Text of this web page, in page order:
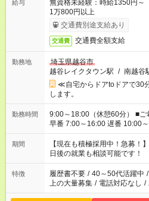
給与
無資格未経験：時給1350円
1万800円以上
交通費別途支給あり
交通費 交通費全額支給
勤務地
埼玉県越谷市
越谷レイクタウン駅 / 南越谷
≪自宅からドアtoドアで30
します。
勤務時間
9:00～18:00（休憩60分） ■ご希望があれば下記シフトもOK！
早番 7:00～16:00 遅番 10:00～19:00 「家族と休み
い」 「余裕を持って夕飯の準
たくない」 など、ご希望を教えてくだ
の方へ 今ご覧のお仕事で希望
の勤務時間。 合計で週40時間
期間
【現在も積極採用中！急募
日後の就業も相談可能です！
特徴 履歴書不要 / 40～50代活躍中 /
上の大量募集 / 電話対応なし /